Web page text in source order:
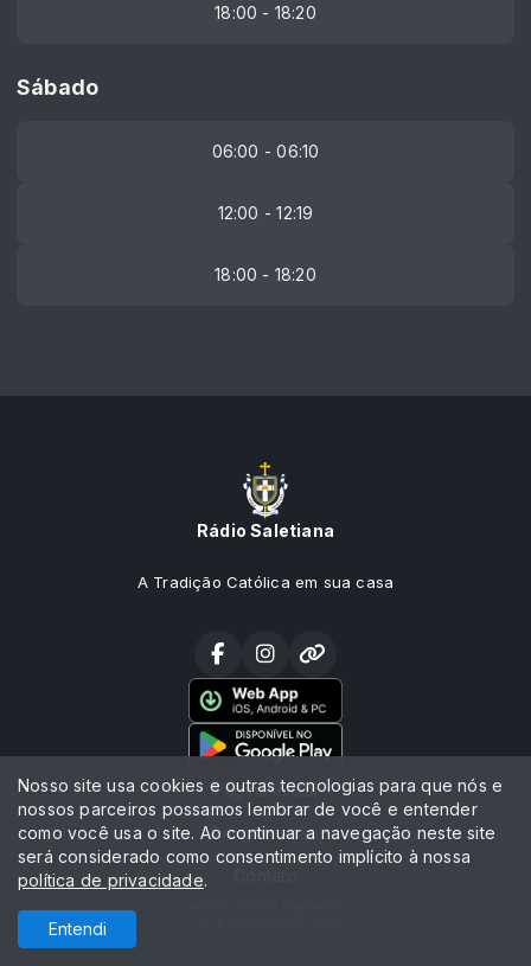
18:00 - 18:20
Sábado
06:00 - 06:10
12:00 - 12:19
18:00 - 18:20
Rádio Saletiana
A Tradição Católica em sua casa
Página Inicial
Programação
Nosso site usa cookies e outras tecnologias para que nós e
nossos parceiros possamos lembrar de você e entender
como você usa o site. Ao continuar a navegação neste site
será considerado como consentimento implícito à nossa
política de privacidade.
Entendi